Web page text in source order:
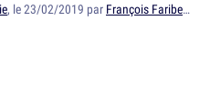
, le 23/02/2019 par François Faribeault